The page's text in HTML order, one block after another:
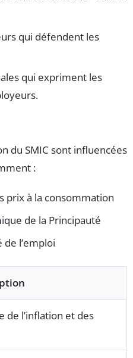
qui défendent les
qui expriment les
du SMIC sont influencées
:
prix à la consommation
de la Principauté
l’emploi
de l’inflation et des